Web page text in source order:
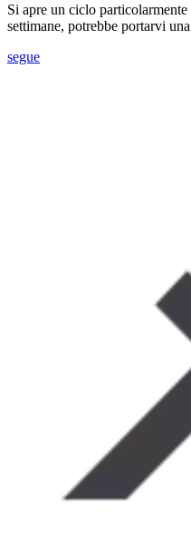
Si apre un ciclo
settimane, potrebbe portarvi
segue